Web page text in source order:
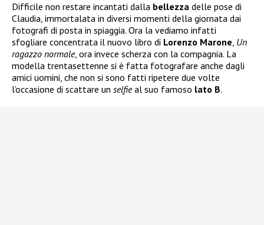
Difficile non restare incantati dalla bellezza delle pose di
Claudia, immortalata in diversi momenti della giornata dai
fotografi di posta in spiaggia. Ora la vediamo infatti
sfogliare concentrata il nuovo libro di Lorenzo Marone, Un
ragazzo normale, ora invece scherza con la compagnia. La
modella trentasettenne si è fatta fotografare anche dagli
amici uomini, che non si sono fatti ripetere due volte
l’occasione di scattare un selfieal suo famoso lato B.